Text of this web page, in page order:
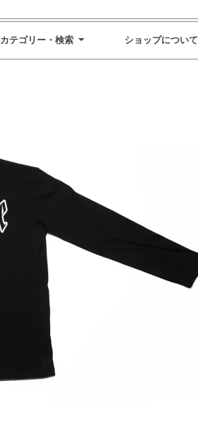
カテゴリー・検索 ショップについて